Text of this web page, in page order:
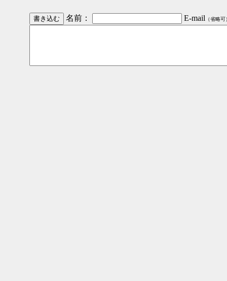
名前： E-mail （省略可